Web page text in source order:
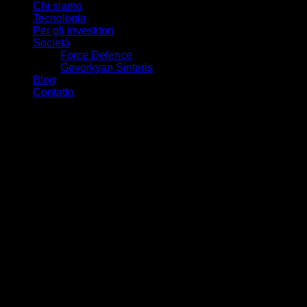
Chi siamo
Tecnologia
Per gli investitori
Società
Force Defence
Gevorkyan Sinteris
Blog
Contatto